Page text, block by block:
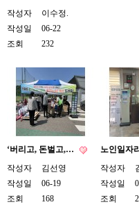
작성자
이수정.
작성일
06-22
조회
232
‘버리고, 돈벌고,…
작성자
김선영
작성일
06-19
조회
168
노인일자
작성자
작성일
조회